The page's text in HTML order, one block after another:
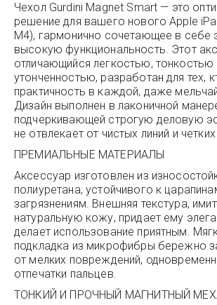
Чехол Gurdini Magnet Smart — это
решение для вашего нового Apple
M4), гармонично сочетающее в себе
высокую функциональность. Этот
отличающийся легкостью, тонкостью
утонченностью, разработан для тех,
практичность в каждой, даже
Дизайн выполнен в лаконичной
подчеркивающей строгую деловую
не отвлекает от чистых линий и
ПРЕМИАЛЬНЫЕ МАТЕРИАЛЫ
Аксессуар изготовлен из
полиуретана, устойчивого к
загрязнениям. Внешняя текстура,
натуральную кожу, придает ему
делает использование приятным.
подкладка из микрофибры бережно
от мелких повреждений,
отпечатки пальцев.
ТОНКИЙ И ПРОЧНЫЙ МАГНИТНЫЙ